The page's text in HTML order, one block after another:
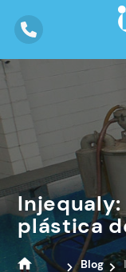
plástica
Blog